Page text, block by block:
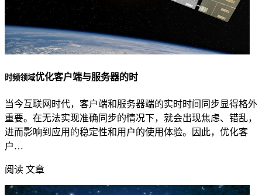
时频领域优化客户端与服务器的时
当今互联网时代，客户端和服务器端的实时时间同步显得格外
重要。在无法实现准确同步的情况下，就会出现焦虑、错乱，
进而影响到应用的稳定性和用户的使用体验。因此，优化客
户…
阅读 文章